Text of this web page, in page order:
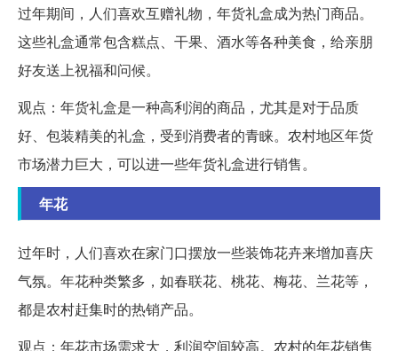
过年期间，人们喜欢互赠礼物，年货礼盒成为热门商品。
这些礼盒通常包含糕点、干果、酒水等各种美食，给亲朋
好友送上祝福和问候。
观点：年货礼盒是一种高利润的商品，尤其是对于品质
好、包装精美的礼盒，受到消费者的青睐。农村地区年货
市场潜力巨大，可以进一些年货礼盒进行销售。
年花
过年时，人们喜欢在家门口摆放一些装饰花卉来增加喜庆
气氛。年花种类繁多，如春联花、桃花、梅花、兰花等，
都是农村赶集时的热销产品。
观点：年花市场需求大，利润空间较高。农村的年花销售